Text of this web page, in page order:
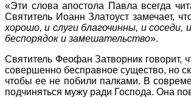
«Эти слова апостола Павла всегда
Святитель Иоанн Златоуст замечает,
хорошо, и слуги благочинны, и
беспорядок и замешательство».
Святитель Феофан Затворник говорит,
совершенно бесправное существо, но
чтобы ее не побили палками. В
подчиняться мужу ради Господа. Она